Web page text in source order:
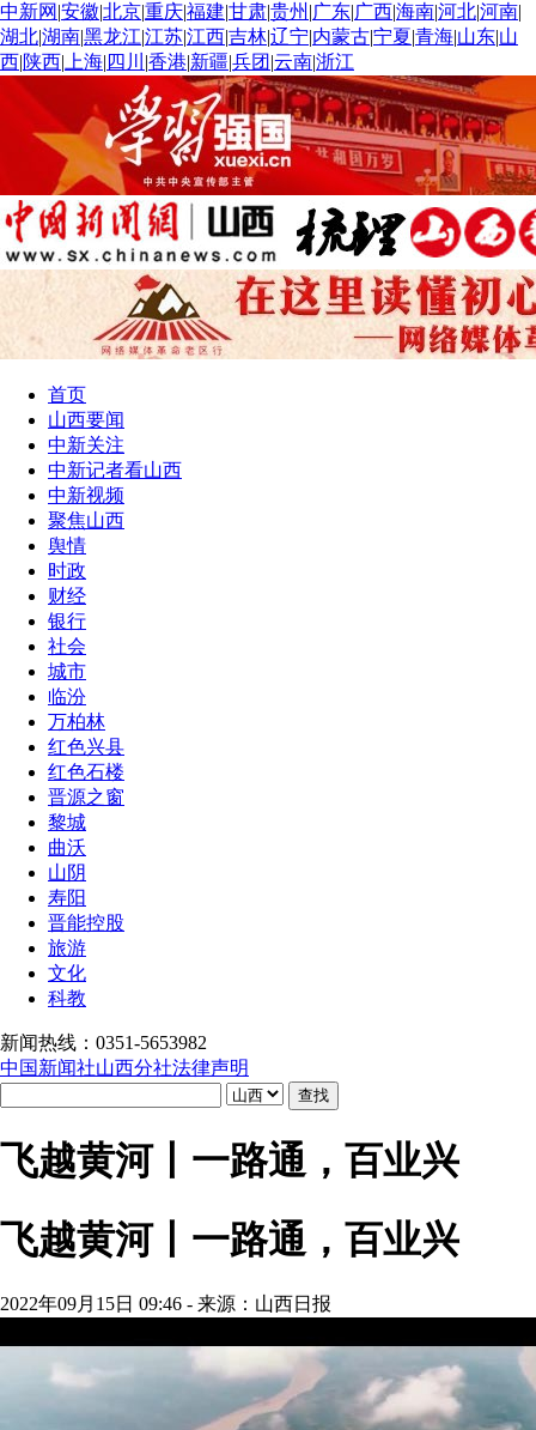
中新网 |安徽|北京|重庆|福建|甘肃|贵州 |广东|广西|海南|河北|河南|
湖北|湖南|黑龙江|江苏|江西|吉林|辽宁|内蒙古|宁夏|青海|山东|山
西|陕西| 上海| 四川 |香港|新疆|兵团 |云南|浙江
首页
山西要闻
中新关注
中新记者看山西
中新视频
聚焦山西
舆情
时政
财经
银行
社会
城市
临汾
万柏林
红色兴县
红色石楼
晋源之窗
黎城
曲沃
山阴
寿阳
晋能控股
旅游
文化
科教
新闻热线：0351-5653982
中国新闻社山西分社法律声明
飞越黄河丨一路通，百业兴
飞越黄河丨一路通，百业兴
2022年09月15日 09:46 - 来源：山西日报